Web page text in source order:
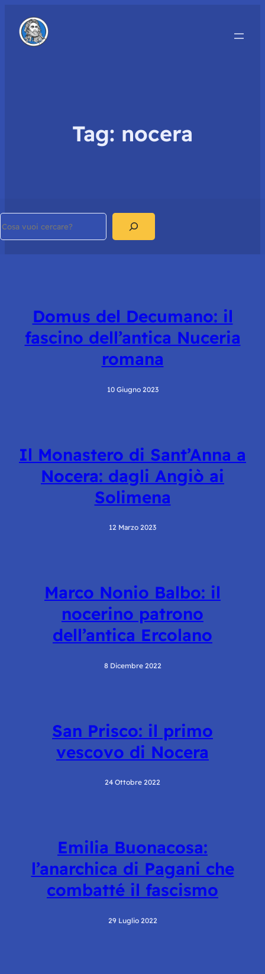
Tag: nocera
Domus del Decumano: il
fascino dell’antica Nuceria
romana
10 Giugno 2023
Il Monastero di Sant’Anna a
Nocera: dagli Angiò ai
Solimena
12 Marzo 2023
Marco Nonio Balbo: il
nocerino patrono
dell’antica Ercolano
8 Dicembre 2022
San Prisco: il primo
vescovo di Nocera
24 Ottobre 2022
Emilia Buonacosa:
l’anarchica di Pagani che
combatté il fascismo
29 Luglio 2022